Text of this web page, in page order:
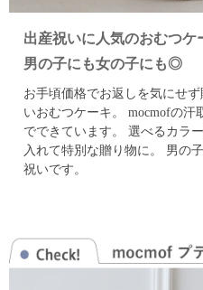
出産祝いに人気のおむつケ
男の子にも女の子にも◎
お手頃価格でお返しを気にせ
いおむつケーキ。
mocmofの汗
でできています。
選べるカラ
入れて特別な贈り物に。
男の
祝いです。